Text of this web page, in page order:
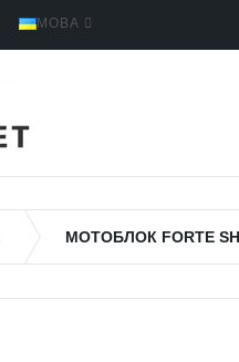
МОВА
МОТОБЛОК FORTE